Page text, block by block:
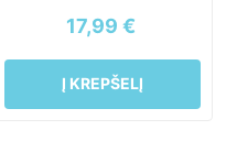
17,99 €
Į KREPŠELĮ